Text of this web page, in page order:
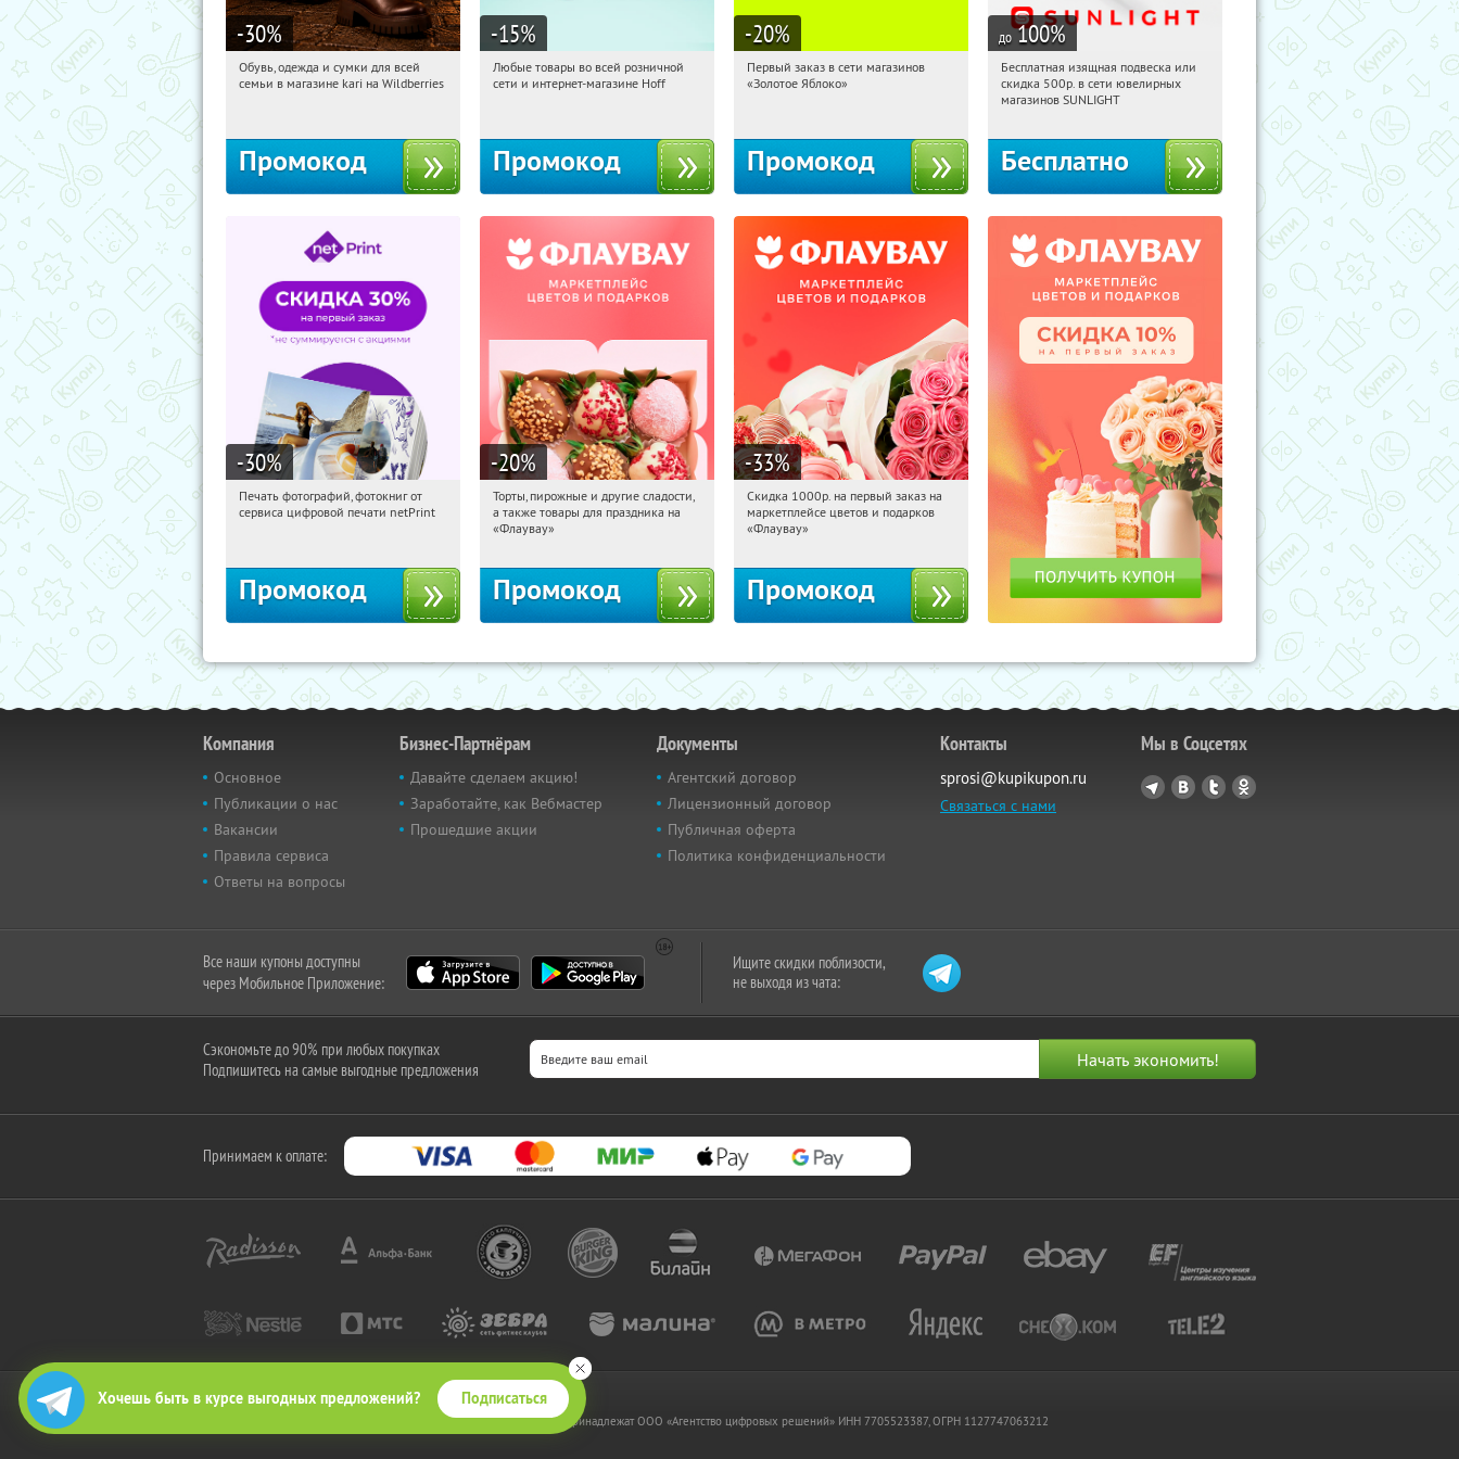
Хочешь быть в курсе выгодных предложений? Подписаться
-30%
12:22:19 Получили:
Обувь, одежда и сумки для всей
семьи в магазине kari на Wildberries
Промокод
-15%
12:22:19 Получили:
Любые товары во всей розничной
сети и интернет-магазине Hoff
Промокод
-20%
12:22:19
Получи первым!
Первый заказ в сети магазинов
«Золотое Яблоко»
Промокод
до 100%
12:22:19 Получили:
Россия
Бесплатная изящная подвеска или
скидка 500р. в сети ювелирных
магазинов SUNLIGHT
Бесплатно
-30%
12:22:19 Получили:
Печать фотографий, фотокниг от
сервиса цифровой печати netPrint
Промокод
-20%
12:22:19 Получили:
Россия
Торты, пирожные и другие сладости,
а также товары для праздника на
«Флаувау»
Промокод
-33%
12:22:19 Получили:
Россия
Скидка 1000р. на первый заказ на
маркетплейсе цветов и подарков
«Флаувау»
Промокод
Компания
Основное
Публикации о нас
Вакансии
Правила сервиса
Ответы на вопросы
Бизнес-Партнёрам
Давайте сделаем акцию!
Заработайте, как Вебмастер
Прошедшие акции
Документы
Агентский договор
Лицензионный договор
Публичная оферта
Политика конфиденциальности
Контакты
sprosi@kupikupon.ru
Связаться с нами
Мы в Соцсетях
Все наши купоны доступны
через Мобильное Приложение:
Ищите скидки поблизости,
не выходя из чата:
Сэкономьте до 90% при любых покупках
Подпишитесь на самые выгодные предложения
Принимаем к оплате:
2010-2026 © КупиКупон. Все права защищены.
Все права на товарный знак "КупиКупон" и на сайт www.kupikupon.ru принадлежат OOO «Агентство цифровых решений» ИНН 7705523387, ОГРН 1127747063212